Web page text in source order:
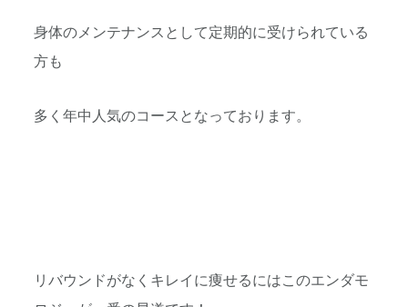
身体のメンテナンスとして定期的に受けられている
方も
多く年中人気のコースとなっております。
リバウンドがなくキレイに痩せるにはこのエンダモ